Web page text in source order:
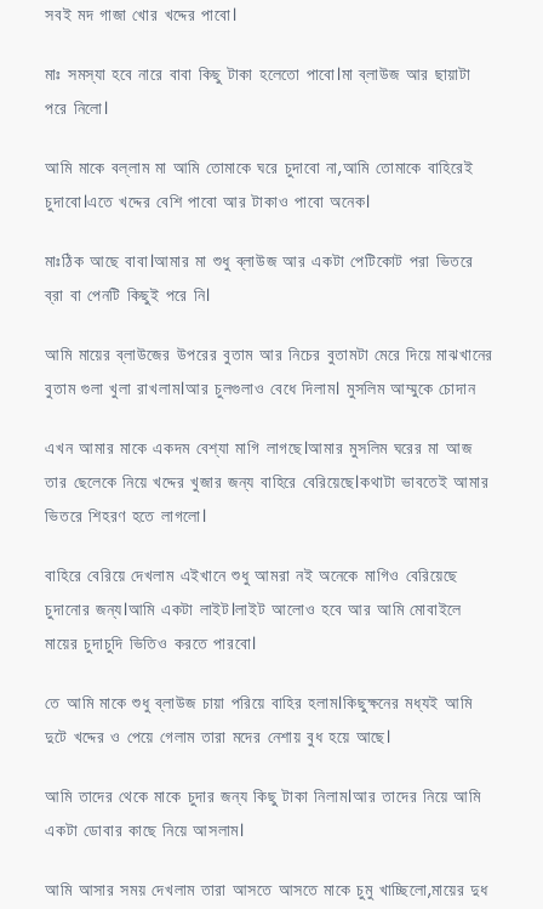
সবই মদ গাজা খোর খদ্দের পাবো।
মাঃ সমস্যা হবে নারে বাবা কিছু টাকা হলেতো পাবো।মা ব্লাউজ আর ছায়াটা
পরে নিলো।
আমি মাকে বল্লাম মা আমি তোমাকে ঘরে চুদাবো না,আমি তোমাকে বাহিরেই
চুদাবো।এতে খদ্দের বেশি পাবো আর টাকাও পাবো অনেক।
মাঃঠিক আছে বাবা।আমার মা শুধু ব্লাউজ আর একটা পেটিকোট পরা ভিতরে
ব্রা বা পেনটি কিছুই পরে নি।
আমি মায়ের ব্লাউজের উপরের বুতাম আর নিচের বুতামটা মেরে দিয়ে মাঝখানের
বুতাম গুলা খুলা রাখলাম।আর চুলগুলাও বেধে দিলাম। মুসলিম আম্মুকে চোদান
এখন আমার মাকে একদম বেশ্যা মাগি লাগছে।আমার মুসলিম ঘরের মা আজ
তার ছেলেকে নিয়ে খদ্দের খুজার জন্য বাহিরে বেরিয়েছে।কথাটা ভাবতেই আমার
ভিতরে শিহরণ হতে লাগলো।
বাহিরে বেরিয়ে দেখলাম এইখানে শুধু আমরা নই অনেকে মাগিও বেরিয়েছে
চুদানোর জন্য।আমি একটা লাইট।লাইট আলোও হবে আর আমি মোবাইলে
মায়ের চুদাচুদি ভিতিও করতে পারবো।
তে আমি মাকে শুধু ব্লাউজ চায়া পরিয়ে বাহির হলাম।কিছুক্ষনের মধ্যই আমি
দুটে খদ্দের ও পেয়ে গেলাম তারা মদের নেশায় বুধ হয়ে আছে।
আমি তাদের থেকে মাকে চুদার জন্য কিছু টাকা নিলাম।আর তাদের নিয়ে আমি
একটা ডোবার কাছে নিয়ে আসলাম।
আমি আসার সময় দেখলাম তারা আসতে আসতে মাকে চুমু খাচ্ছিলো,মায়ের দুধ